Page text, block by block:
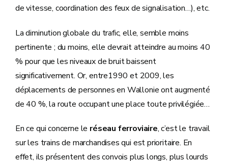
de vitesse, coordination des feux de signalisation…), etc.
La diminution globale du trafic, elle, semble moins
pertinente ; du moins, elle devrait atteindre au moins 40
% pour que les niveaux de bruit baissent
significativement. Or, entre1990 et 2009, les
déplacements de personnes en Wallonie ont augmenté
de 40 %, la route occupant une place toute privilégiée…
En ce qui concerne le réseau ferroviaire, c’est le travail
sur les trains de marchandises qui est prioritaire. En
effet, ils présentent des convois plus longs, plus lourds